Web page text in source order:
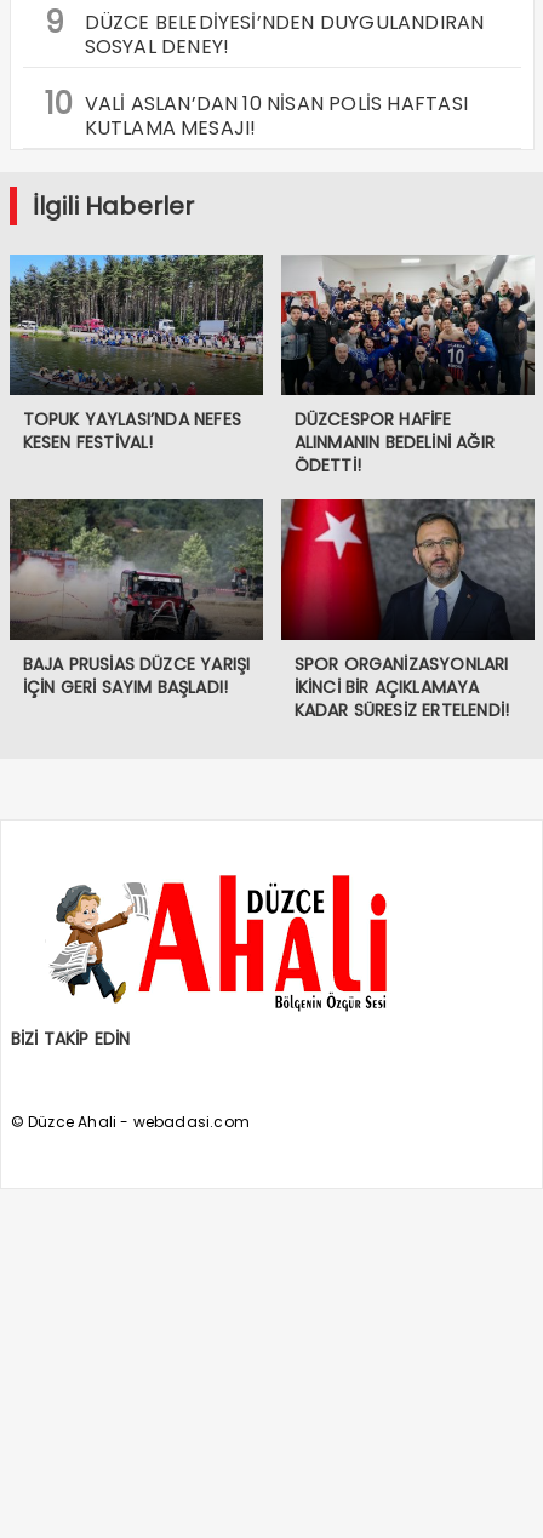
9
DÜZCE BELEDİYESİ’NDEN DUYGULANDIRAN
SOSYAL DENEY!
10 VALİ ASLAN’DAN 10 NİSAN POLİS HAFTASI
KUTLAMA MESAJI!
İlgili Haberler
TOPUK YAYLASI’NDA NEFES
KESEN FESTİVAL!
DÜZCESPOR HAFİFE
ALINMANIN BEDELİNİ AĞIR
ÖDETTİ!
BAJA PRUSİAS DÜZCE YARIŞI
İÇİN GERİ SAYIM BAŞLADI!
SPOR ORGANİZASYONLARI
İKİNCİ BİR AÇIKLAMAYA
KADAR SÜRESİZ ERTELENDİ!
BİZİ TAKİP EDİN
© Düzce Ahali - webadasi.com